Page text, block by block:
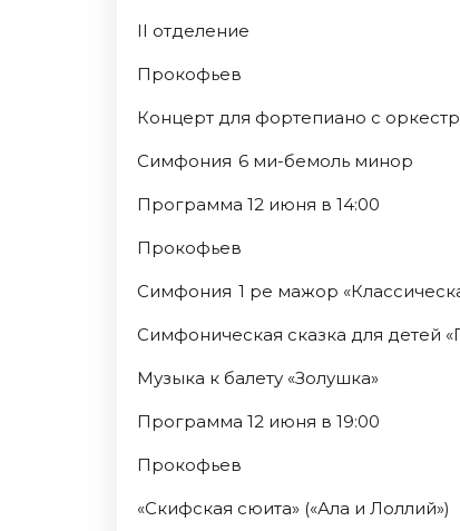
II отделение
Прокофьев
Концерт для фортепиано с
Симфония 6 ми-бемоль минор
Программа 12 июня в 14:00
Прокофьев
Симфония 1 ре мажор
Симфоническая сказка для детей
Музыка к балету «Золушка»
Программа 12 июня в 19:00
Прокофьев
«Скифская сюита» («Ала и Лоллий»)